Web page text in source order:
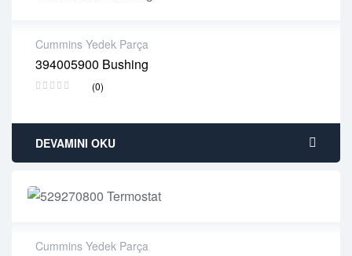
Cummins Yedek Parça
394005900 Bushing
(0)
2 years warranty
Delivery time: 1-2 business days
DEVAMINI OKU
Cummins Yedek Parça